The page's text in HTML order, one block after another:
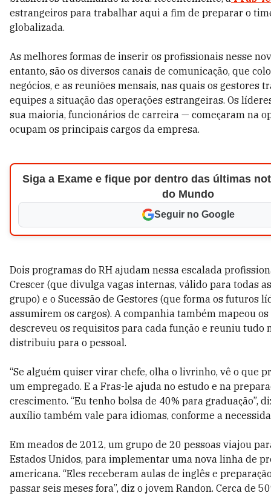
estrangeiros para trabalhar aqui a fim de preparar o
globalizada.
As melhores formas de inserir os profissionais nesse
entanto, são os diversos canais de comunicação, que
negócios, e as reuniões mensais, nas quais os gestores
equipes a situação das operações estrangeiras. Os
sua maioria, funcionários de carreira — começaram na
ocupam os principais cargos da empresa.
Siga a Exame e fique por dentro das últimas
do Mundo
Seguir no Google
Dois programas do RH ajudam nessa escalada
Crescer (que divulga vagas internas, válido para todas
grupo) e o Sucessão de Gestores (que forma os futuros
assumirem os cargos). A companhia também mapeou
descreveu os requisitos para cada função e reuniu tudo
distribuiu para o pessoal.
“Se alguém quiser virar chefe, olha o livrinho, vê o que
um empregado. E a Fras-le ajuda no estudo e na
crescimento. “Eu tenho bolsa de 40% para graduação”,
auxílio também vale para idiomas, conforme a
Em meados de 2012, um grupo de 20 pessoas viajou
Estados Unidos, para implementar uma nova linha de
americana. “Eles receberam aulas de inglês e
passar seis meses fora”, diz o jovem Randon. Cerca de